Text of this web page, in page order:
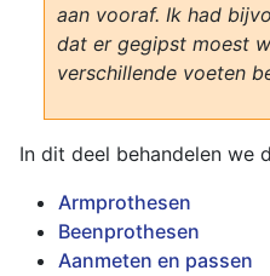
aan vooraf. Ik had
dat er gegipst moest
verschillende voeten
In dit deel behandelen we
Armprothesen
Beenprothesen
Aanmeten en passen